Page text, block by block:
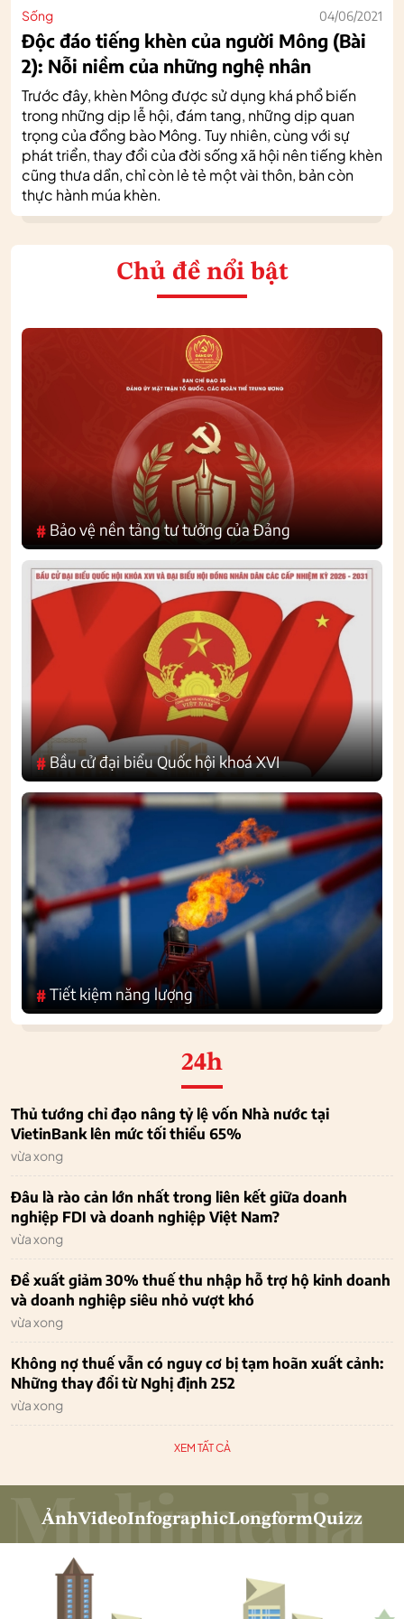
Sống 04/06/2021
Độc đáo tiếng khèn của người Mông (Bài
2): Nỗi niềm của những nghệ nhân
Trước đây, khèn Mông được sử dụng khá phổ biến
trong những dịp lễ hội, đám tang, những dịp quan
trọng của đồng bào Mông. Tuy nhiên, cùng với sự
phát triển, thay đổi của đời sống xã hội nên tiếng khèn
cũng thưa dần, chỉ còn lẻ tẻ một vài thôn, bản còn
thực hành múa khèn.
Chủ đề nổi bật
# Bảo vệ nền tảng tư tưởng của Đảng
#Bầu cử đại biểu Quốc hội khoá XVI
#Tiết kiệm năng lượng
24h
Thủ tướng chỉ đạo nâng tỷ lệ vốn Nhà nước tại
VietinBank lên mức tối thiểu 65%
vừa xong
Đâu là rào cản lớn nhất trong liên kết giữa doanh
nghiệp FDI và doanh nghiệp Việt Nam?
vừa xong
Đề xuất giảm 30% thuế thu nhập hỗ trợ hộ kinh doanh
và doanh nghiệp siêu nhỏ vượt khó
vừa xong
Không nợ thuế vẫn có nguy cơ bị tạm hoãn xuất cảnh:
Những thay đổi từ Nghị định 252
vừa xong
XEM TẤT CẢ
ẢnhVideoInfographicLongformQuizz